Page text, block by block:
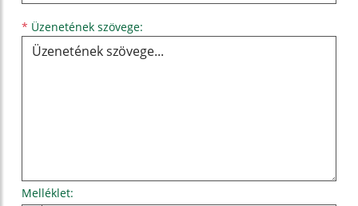
* Üzenetének szövege:
Melléklet: